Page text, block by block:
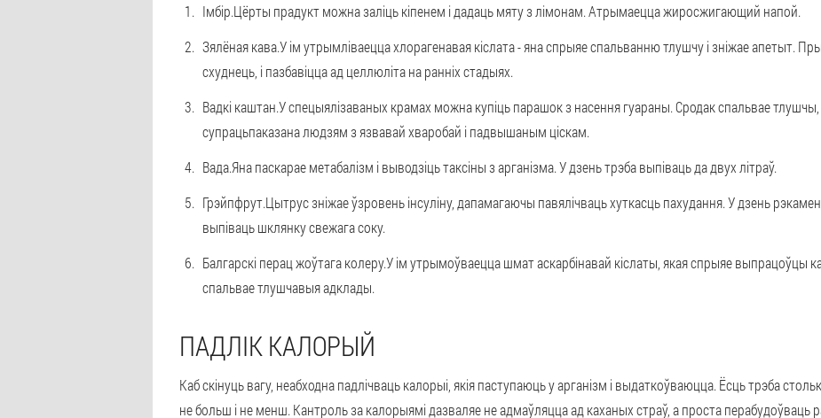
Імбір.Цёрты прадукт можна заліць кіпенем і дадаць мяту з лімонам. Атрымаецца жиросжигающий напой.
Зялёная кава.У ім утрымліваецца хлорагенавая кіслата - яна спрыяе спальванню тлушчу і зніжае апетыт.
схуднець, і пазбавіцца ад целлюліта на ранніх стадыях.
Вадкі каштан.У спецыялізаваных крамах можна купіць парашок з насення гуараны. Сродак спальвае
супрацьпаказана людзям з язвавай хваробай і падвышаным ціскам.
Вада.Яна паскарае метабалізм і выводзіць таксіны з арганізма. У дзень трэба выпіваць да двух літраў.
Грэйпфрут.Цытрус зніжае ўзровень інсуліну, дапамагаючы павялічваць хуткасць пахудання. У дзень
выпіваць шклянку свежага соку.
Балгарскі перац жоўтага колеру.У ім утрымоўваецца шмат аскарбінавай кіслаты, якая спрыяе выпрацоўцы
спальвае тлушчавыя адклады.
ПАДЛІК КАЛОРЫЙ
Каб скінуць вагу, неабходна падлічваць калорыі, якія паступаюць у арганізм і выдаткоўваюцца. Ёсць трэба
не больш і не менш. Кантроль за калорыямі дазваляе не адмаўляцца ад каханых страў, а проста перабудоўваць